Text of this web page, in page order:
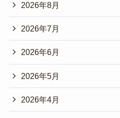
2026年8月
2026年7月
2026年6月
2026年5月
2026年4月